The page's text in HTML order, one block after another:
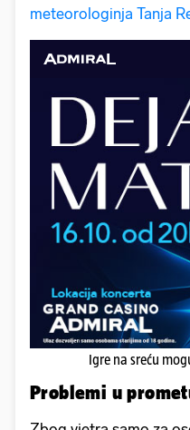
meteorologinja Tanja
Igre na sreću
Problemi u